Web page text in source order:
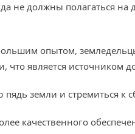
не должны полагаться
опытом,
что является источником
земли и стремиться к
качественного